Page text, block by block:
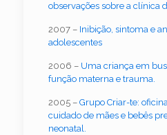
observações sobre a clínica
2007 – Inibição, sintoma e
adolescentes
2006 – Uma criança em
função materna e trauma.
2005 – Grupo Criar-te:
cuidado de mães e bebês
neonatal.